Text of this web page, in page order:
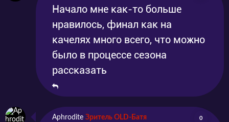
Начало мне как-то больше
нравилось, финал как на
качелях много всего, что можно
было в процессе сезона
рассказать
Aphrodite Зритель OLD-Батя 0